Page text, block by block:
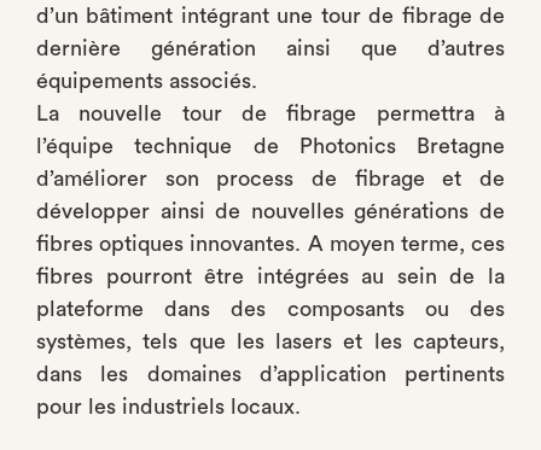
d’un bâtiment intégrant une tour de fibrage de
dernière génération ainsi que d’autres
équipements associés.
La nouvelle tour de fibrage permettra à
l’équipe technique de Photonics Bretagne
d’améliorer son process de fibrage et de
développer ainsi de nouvelles générations de
fibres optiques innovantes. A moyen terme, ces
fibres pourront être intégrées au sein de la
plateforme dans des composants ou des
systèmes, tels que les lasers et les capteurs,
dans les domaines d’application pertinents
pour les industriels locaux.